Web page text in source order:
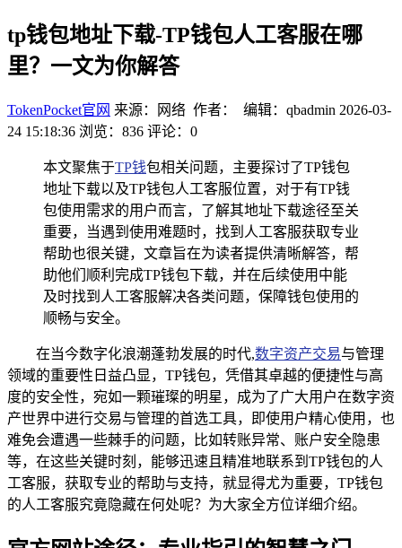
tp钱包地址下载-TP钱包人工客服在哪
里？一文为你解答
TokenPocket官网 来源：网络 作者： 编辑：qbadmin 2026-03-
24 15:18:36 浏览：836 评论：0
本文聚焦于TP钱包相关问题，主要探讨了TP钱包
地址下载以及TP钱包人工客服位置，对于有TP钱
包使用需求的用户而言，了解其地址下载途径至关
重要，当遇到使用难题时，找到人工客服获取专业
帮助也很关键，文章旨在为读者提供清晰解答，帮
助他们顺利完成TP钱包下载，并在后续使用中能
及时找到人工客服解决各类问题，保障钱包使用的
顺畅与安全。
在当今数字化浪潮蓬勃发展的时代,数字资产交易与管理
领域的重要性日益凸显，TP钱包，凭借其卓越的便捷性与高
度的安全性，宛如一颗璀璨的明星，成为了广大用户在数字资
产世界中进行交易与管理的首选工具，即使用户精心使用，也
难免会遭遇一些棘手的问题，比如转账异常、账户安全隐患
等，在这些关键时刻，能够迅速且精准地联系到TP钱包的人
工客服，获取专业的帮助与支持，就显得尤为重要，TP钱包
的人工客服究竟隐藏在何处呢？为大家全方位详细介绍。